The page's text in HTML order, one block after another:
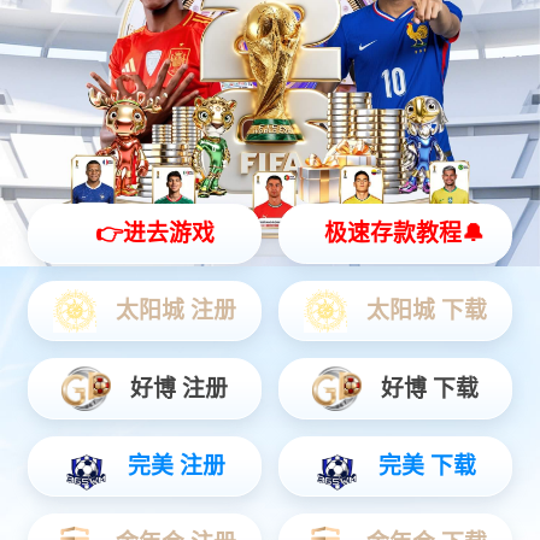
灵动 | 亲和 | 智能
查看更多